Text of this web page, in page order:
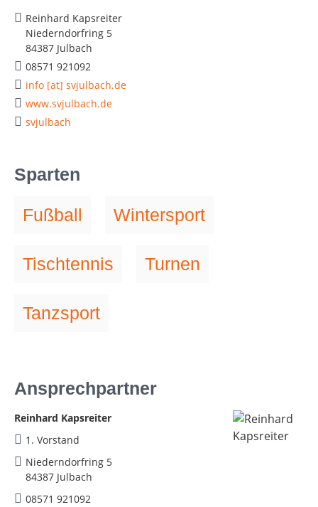
Reinhard Kapsreiter
Niederndorfring 5
84387 Julbach
08571 921092
info [at] svjulbach.de
www.svjulbach.de
svjulbach
Sparten
Fußball Wintersport
Tischtennis Turnen
Tanzsport
Ansprechpartner
Reinhard Kapsreiter
1. Vorstand
Niederndorfring 5
84387 Julbach
08571 921092